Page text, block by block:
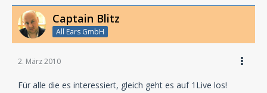
Captain Blitz
All Ears GmbH
2. März 2010
Für alle die es interessiert, gleich geht es auf 1Live los!